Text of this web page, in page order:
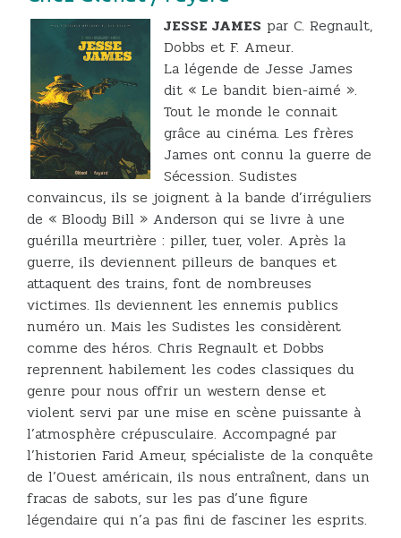
JESSE JAMES par C. Regnault,
Dobbs et F. Ameur.
La légende de Jesse James
dit « Le bandit bien-aimé ».
Tout le monde le connait
grâce au cinéma. Les frères
James ont connu la guerre de
Sécession. Sudistes
convaincus, ils se joignent à la bande d’irréguliers
de « Bloody Bill » Anderson qui se livre à une
guérilla meurtrière : piller, tuer, voler. Après la
guerre, ils deviennent pilleurs de banques et
attaquent des trains, font de nombreuses
victimes. Ils deviennent les ennemis publics
numéro un. Mais les Sudistes les considèrent
comme des héros. Chris Regnault et Dobbs
reprennent habilement les codes classiques du
genre pour nous offrir un western dense et
violent servi par une mise en scène puissante à
l’atmosphère crépusculaire. Accompagné par
l’historien Farid Ameur, spécialiste de la conquête
de l’Ouest américain, ils nous entraînent, dans un
fracas de sabots, sur les pas d’une figure
légendaire qui n’a pas fini de fasciner les esprits.